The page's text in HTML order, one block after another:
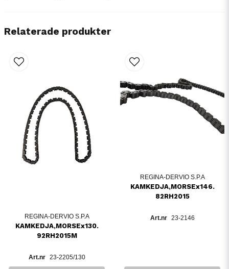
Relaterade produkter
REGINA-DERVIO S.P.A
KAMKEDJA,MORSEx130.
92RH2015M
23-2205/130
REGINA-DERVIO S.P.A
KAMKEDJA,MORSEx146.
82RH2015
23-2146